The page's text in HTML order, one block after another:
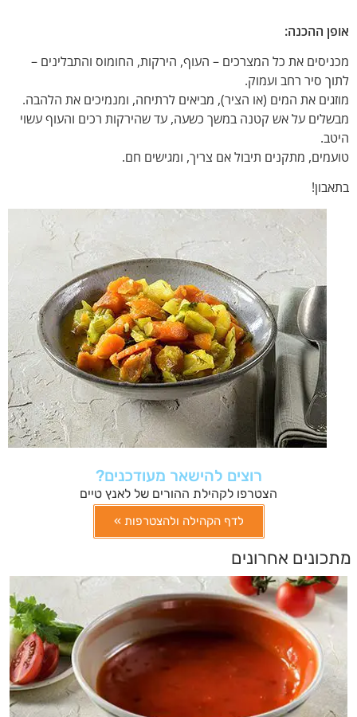
אופן ההכנה:
מכניסים את כל המצרכים – העוף, הירקות, החומוס והתבלינים –
לתוך סיר רחב ועמוק.
מוזגים את המים (או הציר), מביאים לרתיחה, ומנמיכים את הלהבה.
מבשלים על אש קטנה במשך כשעה, עד שהירקות רכים והעוף עשוי
היטב.
טועמים, מתקנים תיבול אם צריך, ומגישים חם.
בתאבון!
רוצים להישאר מעודכנים?
הצטרפו לקהילת ההורים של לאנץ טיים
לדף הקהילה ולהצטרפות »
מתכונים אחרונים